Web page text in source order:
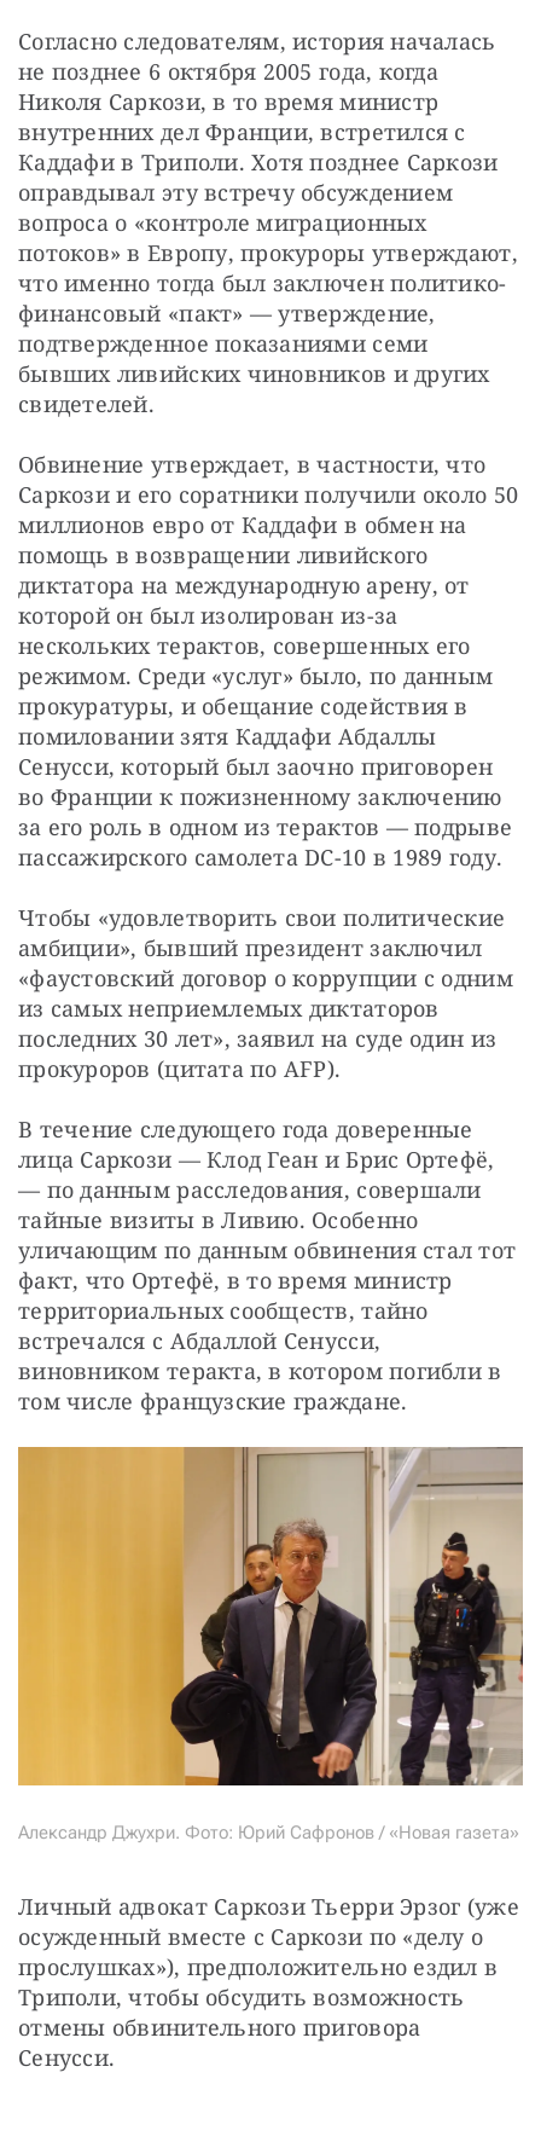
Согласно следователям, история началась
не позднее 6 октября 2005 года, когда
Николя Саркози, в то время министр
внутренних дел Франции, встретился с
Каддафи в Триполи. Хотя позднее Саркози
оправдывал эту встречу обсуждением
вопроса о «контроле миграционных
потоков» в Европу, прокуроры утверждают,
что именно тогда был заключен политико-
финансовый «пакт» — утверждение,
подтвержденное показаниями семи
бывших ливийских чиновников и других
свидетелей.
Обвинение утверждает, в частности, что
Саркози и его соратники получили около 50
миллионов евро от Каддафи в обмен на
помощь в возвращении ливийского
диктатора на международную арену, от
которой он был изолирован из-за
нескольких терактов, совершенных его
режимом. Среди «услуг» было, по данным
прокуратуры, и обещание содействия в
помиловании зятя Каддафи Абдаллы
Сенусси, который был заочно приговорен
во Франции к пожизненному заключению
за его роль в одном из терактов — подрыве
пассажирского самолета DC-10 в 1989 году.
Чтобы «удовлетворить свои политические
амбиции», бывший президент заключил
«фаустовский договор о коррупции с одним
из самых неприемлемых диктаторов
последних 30 лет», заявил на суде один из
прокуроров (цитата по AFP).
В течение следующего года доверенные
лица Саркози — Клод Геан и Брис Ортефё,
— по данным расследования, совершали
тайные визиты в Ливию. Особенно
уличающим по данным обвинения стал тот
факт, что Ортефё, в то время министр
территориальных сообществ, тайно
встречался с Абдаллой Сенусси,
виновником теракта, в котором погибли в
том числе французские граждане.
Александр Джухри. Фото: Юрий Сафронов / «Новая газета»
Личный адвокат Саркози Тьерри Эрзог (уже
осужденный вместе с Саркози по «делу о
прослушках»), предположительно ездил в
Триполи, чтобы обсудить возможность
отмены обвинительного приговора
Сенусси.